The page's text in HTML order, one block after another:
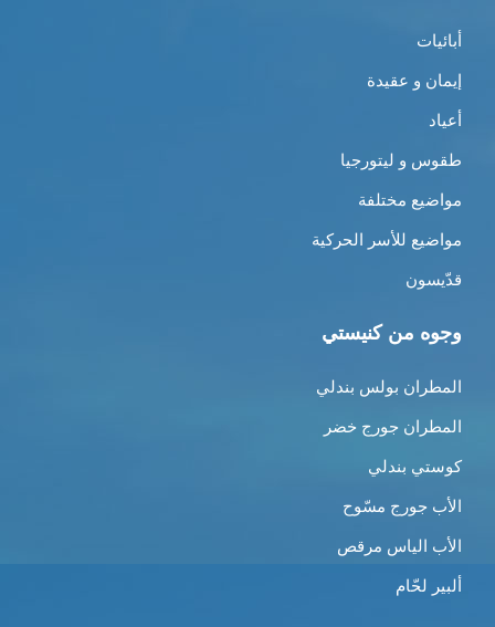
أبائيات
إيمان و عقيدة
أعياد
طقوس و ليتورجيا
مواضيع مختلفة
مواضيع للأسر الحركية
قدّيسون
وجوه من كنيستي
المطران بولس بندلي
المطران جورج خضر
كوستي بندلي
الأب جورج مسّوح
الأب الياس مرقص
ألبير لحّام